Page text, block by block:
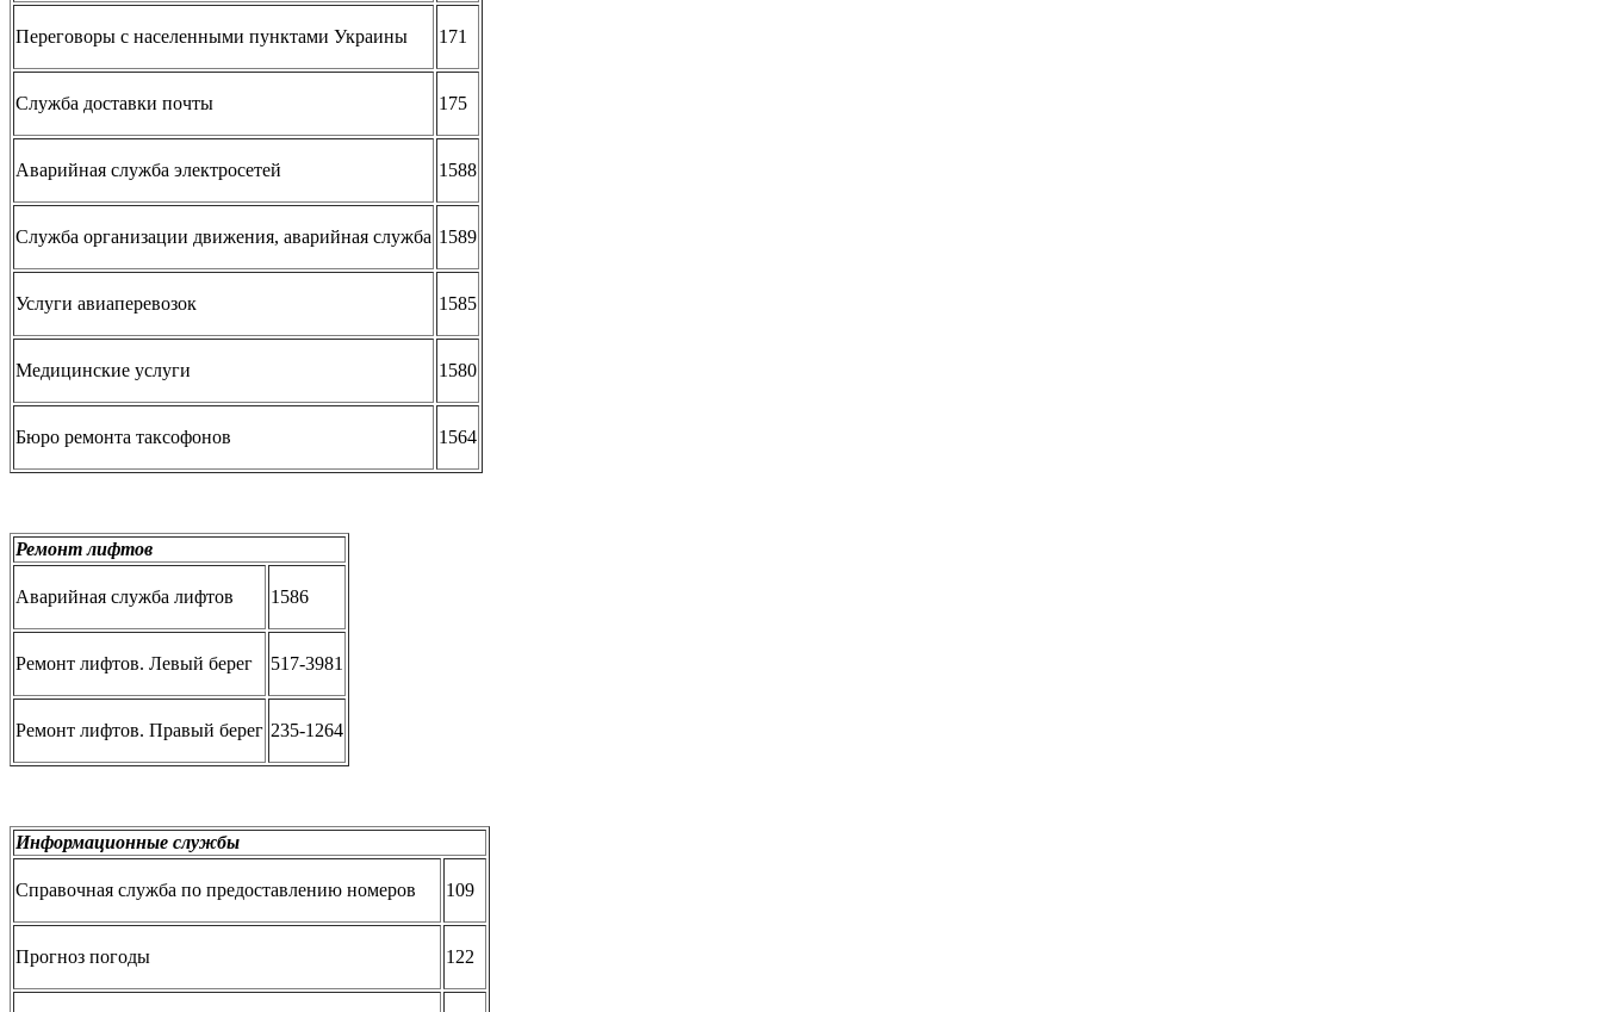
Переговоры с населенными пунктами Украины 171
Служба доставки почты 175
Аварийная служба электросетей 1588
Служба организации движения, аварийная служба 1589
Услуги авиаперевозок 1585
Медицинские услуги 1580
Бюро ремонта таксофонов 1564
Ремонт лифтов
Аварийная служба лифтов 1586
Ремонт лифтов. Левый берег 517-3981
Ремонт лифтов. Правый берег 235-1264
Информационные службы
Справочная служба по предоставлению номеров 109
Прогноз погоды 122